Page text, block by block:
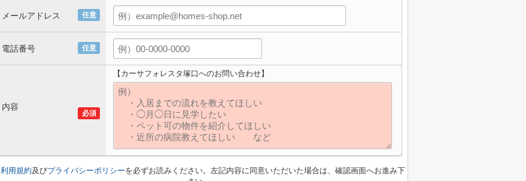
任意
メールアドレス
任意
電話番号
必須
内容
【カーサフォレスタ塚口へのお問い合わせ】
利用規約及びプライバシーポリシーを必ずお読みください。左記内容に同意いただいた場合は、確認画面へお進み下